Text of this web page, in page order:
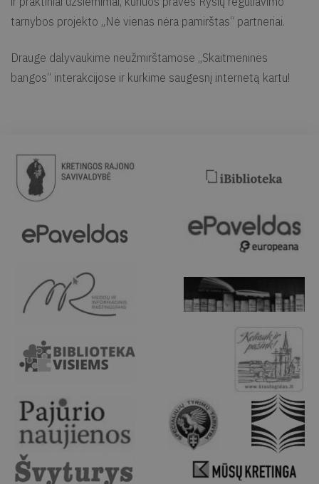
tarnybos projekto „Nė vienas nėra pamirštas“ partneriai.
Drauge dalyvaukime neužmirštamose „Skaitmeninės
bangos“ interakcijose ir kurkime saugesnį internetą kartu!